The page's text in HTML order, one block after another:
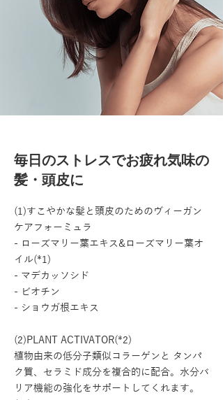
毎日のストレスでお疲れ気味の
髪・頭皮に
(1)すこやかな髪と頭皮のためのヴィーガン
ケアフォーミュラ
- ローズマリー葉エキス&ローズマリー葉オ
イル(*1)
- マデカッソシド
- ビオチン
- ショウガ根エキス
(2)PLANT ACTIVATOR(*2)
植物由来の低分子類似コラーゲンと タンパ
ク質、セラミド成分を複合的に配合。水分バ
リア機能の強化をサポートしてくれます。